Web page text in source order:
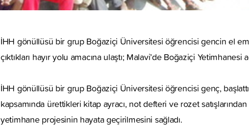
İHH gönüllüsü bir grup Boğaziçi Üniversitesi öğrencisi gencin el
çıktıkları hayır yolu amacına ulaştı; Malavi’de Boğaziçi Yetimhanesi
İHH gönüllüsü bir grup Boğaziçi Üniversitesi öğrencisi genç,
kapsamında ürettikleri kitap ayracı, not defteri ve rozet
yetimhane projesinin hayata geçirilmesini sağladı.